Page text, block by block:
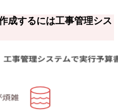
成するには工事管理シス